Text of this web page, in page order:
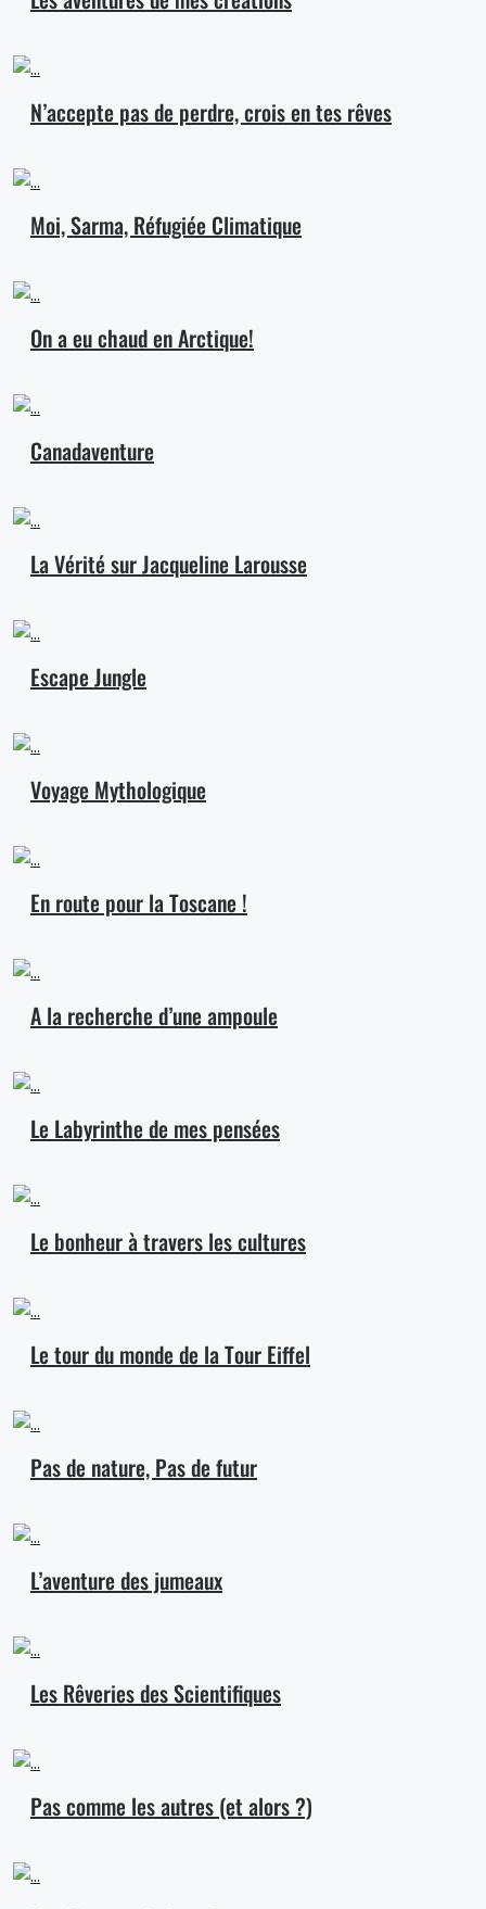
N’accepte pas de perdre, crois en tes rêves
Moi, Sarma, Réfugiée Climatique
On a eu chaud en Arctique!
Canadaventure
La Vérité sur Jacqueline Larousse
Escape Jungle
Voyage Mythologique
En route pour la Toscane !
A la recherche d’une ampoule
Le Labyrinthe de mes pensées
Le bonheur à travers les cultures
Le tour du monde de la Tour Eiffel
Pas de nature, Pas de futur
L’aventure des jumeaux
Les Rêveries des Scientifiques
Pas comme les autres (et alors ?)